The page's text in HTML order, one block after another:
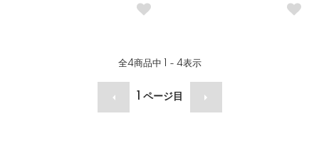
全4商品中 1 - 4表示
ページ目